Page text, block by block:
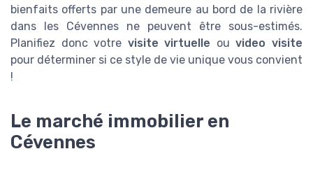
bienfaits offerts par une demeure au bord de la rivière
dans les Cévennes ne peuvent être sous-estimés.
Planifiez donc votre visite virtuelle ouvideo visite
pour déterminer si ce style de vie unique vous convient
!
Le marché immobilier en
Cévennes